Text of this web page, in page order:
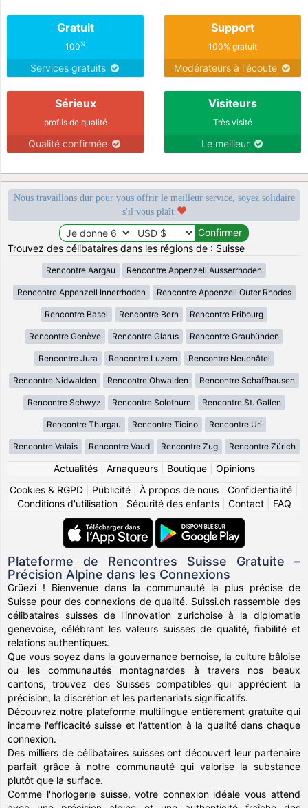
Gratuit
100%
Services gratuits
Support
100% gratuit
Modérateurs à l'écoute
Sérieux
profils de qualité
Qualité confirmée
Visiteurs
Très visité
Le meilleur
Nous travaillons dur pour vous offrir le meilleur service, soyez solidaire
s'il vous plaît
Trouvez des célibataires dans les régions de : Suisse
Rencontre Aargau Rencontre Appenzell Ausserrhoden
Rencontre Appenzell Innerrhoden Rencontre Appenzell Outer Rhodes
Rencontre Basel Rencontre Bern Rencontre Fribourg
Rencontre Genève Rencontre Glarus Rencontre Graubünden
Rencontre Jura Rencontre Luzern Rencontre Neuchâtel
Rencontre Nidwalden Rencontre Obwalden Rencontre Schaffhausen
Rencontre Schwyz Rencontre Solothurn Rencontre St. Gallen
Rencontre Thurgau Rencontre Ticino Rencontre Uri
Rencontre Valais Rencontre Vaud Rencontre Zug Rencontre Zürich
Actualités| Arnaqueurs| Boutique| Opinions
Cookies & RGPD
Publicité À propos de nous Confidentialité
Conditions d'utilisation| Sécurité des enfants| Contact| FAQ
Plateforme de Rencontres Suisse Gratuite –
Précision Alpine dans les Connexions
Grüezi ! Bienvenue dans la communauté la plus précise de
Suisse pour des connexions de qualité. Suissi.ch rassemble des
célibataires suisses de l'innovation zurichoise à la diplomatie
genevoise, célébrant les valeurs suisses de qualité, fiabilité et
relations authentiques.
Que vous soyez dans la gouvernance bernoise, la culture bâloise
ou les communautés montagnardes à travers nos beaux
cantons, trouvez des Suisses compatibles qui apprécient la
précision, la discrétion et les partenariats significatifs.
Découvrez notre plateforme multilingue entièrement gratuite qui
incarne l'efficacité suisse et l'attention à la qualité dans chaque
connexion.
Des milliers de célibataires suisses ont découvert leur partenaire
parfait grâce à notre communauté qui valorise la substance
plutôt que la surface.
Comme l'horlogerie suisse, votre connexion idéale vous attend